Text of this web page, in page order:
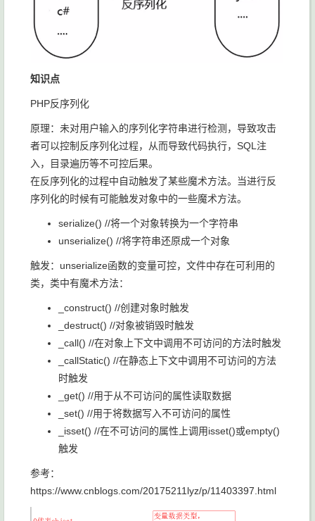
知识点
PHP反序列化
原理：未对用户输入的序列化字符串进行检测，导致攻击
者可以控制反序列化过程，从而导致代码执行，SQL注
入，目录遍历等不可控后果。
在反序列化的过程中自动触发了某些魔术方法。当进行反
序列化的时候有可能触发对象中的一些魔术方法。
serialize() //将一个对象转换为一个字符串
unserialize() //将字符串还原成一个对象
触发：unserialize函数的变量可控，文件中存在可利用的
类，类中有魔术方法：
_construct() //创建对象时触发
_destruct() //对象被销毁时触发
_call() //在对象上下文中调用不可访问的方法时触发
_callStatic() //在静态上下文中调用不可访问的方法
时触发
_get() //用于从不可访问的属性读取数据
_set() //用于将数据写入不可访问的属性
_isset() //在不可访问的属性上调用isset()或empty()
触发
参考：
https://www.cnblogs.com/20175211lyz/p/11403397.html